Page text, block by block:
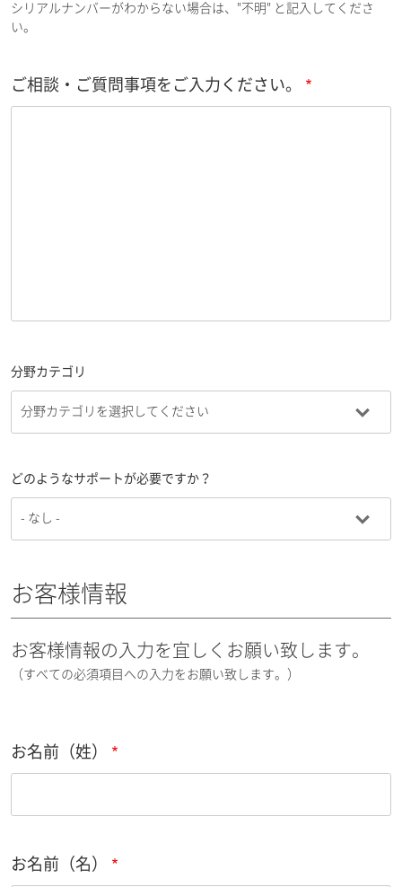
シリアルナンバーがわからない場合は、"不明" と記入してくださ
い。
ご相談・ご質問事項をご入力ください。
分野カテゴリ
どのようなサポートが必要ですか？
お客様情報
お客様情報の入力を宜しくお願い致します。
（すべての必須項目への入力をお願い致します。）
お名前（姓）
お名前（名）